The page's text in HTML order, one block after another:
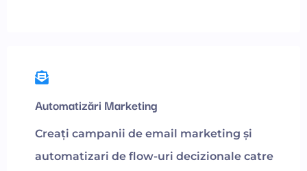
Automatizări Marketing
Creați campanii de email marketing și
automatizari de flow-uri decizionale catre